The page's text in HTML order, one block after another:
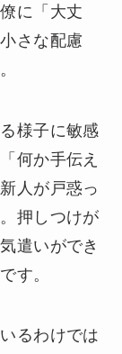
に「大丈
さな配慮
様子に敏感
何か手伝え
人が戸惑っ
押しつけが
遣いができ
す。
るわけでは